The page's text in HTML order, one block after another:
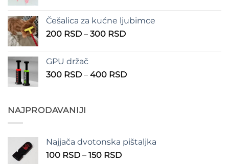
390 RSD
do
Češalica za kućne ljubimce
200 RSD – 300 RSDRaspon
do
GPU držač
300 RSD – 400 RSDRaspon
NAJPRODAVANIJI
Najjača dvotonska pištaljka
100 RSD – 150 RSDRaspon